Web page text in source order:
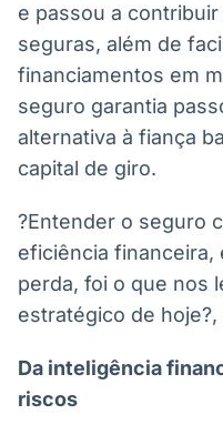
e passou a
seguras, além de
financiamentos em
seguro garantia
alternativa à fiança
capital de giro.
?Entender o seguro
eficiência financeira,
perda, foi o que nos
estratégico de
Da inteligência
riscos